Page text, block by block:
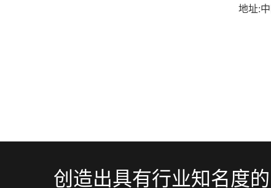
地址:
创造出具有行业知名度的